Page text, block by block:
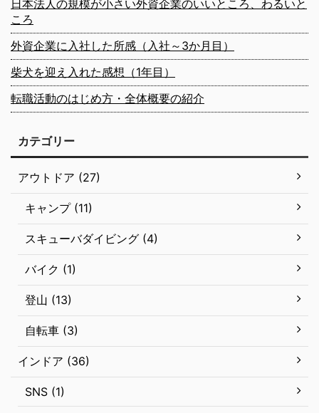
日本法人の規模が小さい外資企業のいいところ、わるいと
ころ
外資企業に入社した所感（入社～3か月目）
柴犬を迎え入れた感想（1年目）
転職活動のはじめ方・全体概要の紹介
カテゴリー
アウトドア (27)
キャンプ (11)
スキューバダイビング (4)
バイク (1)
登山 (13)
自転車 (3)
インドア (36)
SNS (1)